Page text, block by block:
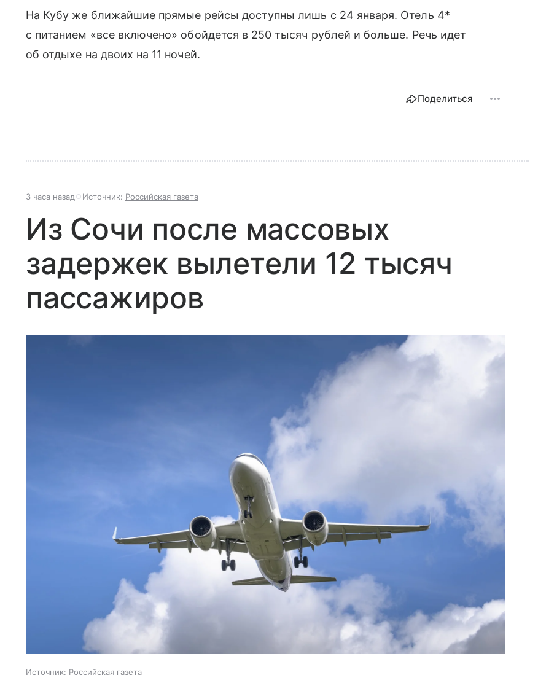
На Кубу же ближайшие прямые рейсы доступны лишь с 24 января. Отель 4*
с питанием «все включено» обойдется в 250 тысяч рублей и больше. Речь идет
об отдыхе на двоих на 11 ночей.
Поделиться
3 часа назад Источник: Российская газета
Из Сочи после массовых
задержек вылетели 12 тысяч
пассажиров
Источник: Российская газета